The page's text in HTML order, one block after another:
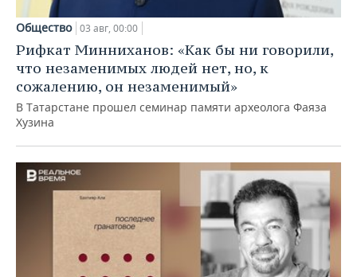
Общество 03 авг, 00:00
Рифкат Минниханов: «Как бы ни говорили,
что незаменимых людей нет, но, к
сожалению, он незаменимый»
В Татарстане прошел семинар памяти археолога Фаяза
Хузина